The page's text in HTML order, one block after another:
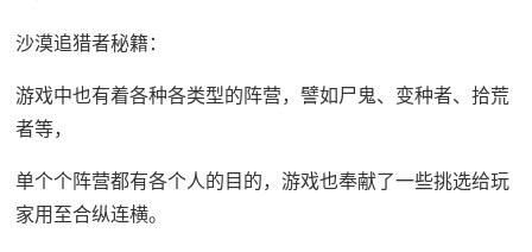
沙漠追猎者秘籍：
游戏中也有着各种各类型的阵营，譬如尸鬼、变种者、拾荒
者等，
单个个阵营都有各个人的目的，游戏也奉献了一些挑选给玩
家用至合纵连横。